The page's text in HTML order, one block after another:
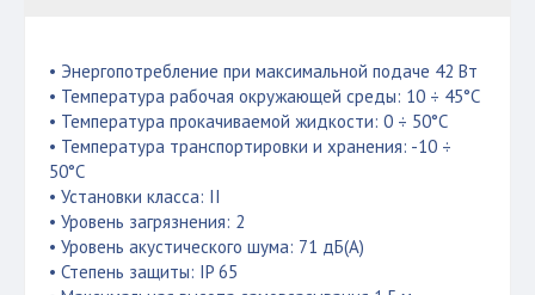
• Энергопотребление при максимальной подаче 42 Вт
• Температура рабочая окружающей среды: 10 ÷ 45°C
• Температура прокачиваемой жидкости: 0 ÷ 50°C
• Температура транспортировки и хранения: -10 ÷
50°C
• Установки класса: II
• Уровень загрязнения: 2
• Уровень акустического шума: 71 дБ(A)
• Степень защиты: IP 65